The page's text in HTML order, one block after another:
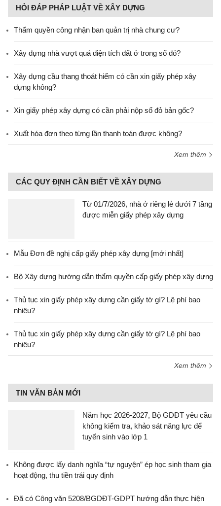
HỎI ĐÁP PHÁP LUẬT VỀ XÂY DỰNG
Thẩm quyền công nhận ban quản trị nhà chung cư?
Xây dựng nhà vượt quá diện tích đất ở trong sổ đỏ?
Xây dựng cầu thang thoát hiểm có cần xin giấy phép xây
dựng không?
Xin giấy phép xây dựng có cần phải nộp sổ đỏ bản gốc?
Xuất hóa đơn theo từng lần thanh toán được không?
Xem thêm
CÁC QUY ĐỊNH CẦN BIẾT VỀ XÂY DỰNG
Từ 01/7/2026, nhà ở riêng lẻ dưới 7 tầng
được miễn giấy phép xây dựng
Mẫu Đơn đề nghị cấp giấy phép xây dựng [mới nhất]
Bộ Xây dựng hướng dẫn thẩm quyền cấp giấy phép xây dựng
Thủ tục xin giấy phép xây dựng cần giấy tờ gì? Lệ phí bao
nhiêu?
Thủ tục xin giấy phép xây dựng cần giấy tờ gì? Lệ phí bao
nhiêu?
Xem thêm
TIN VĂN BẢN MỚI
Năm học 2026-2027, Bộ GDĐT yêu cầu
không kiểm tra, khảo sát năng lực để
tuyển sinh vào lớp 1
Không được lấy danh nghĩa “tự nguyện” ép học sinh tham gia
hoạt động, thu tiền trái quy định
Đã có Công văn 5208/BGDĐT-GDPT hướng dẫn thực hiện